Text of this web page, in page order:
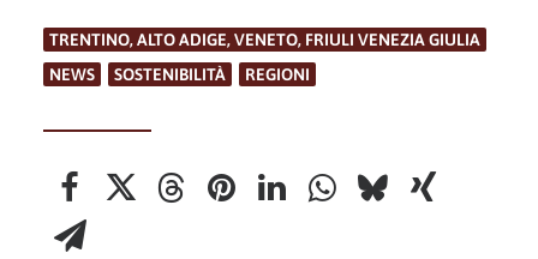
TRENTINO, ALTO ADIGE, VENETO, FRIULI VENEZIA GIULIA
NEWS
SOSTENIBILITÀ REGIONI